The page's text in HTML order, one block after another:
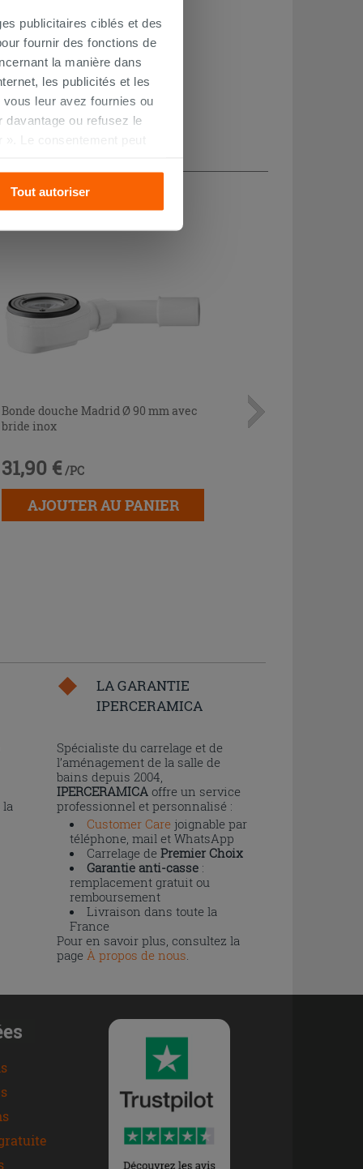
publicitaires ciblés et des
fournir des fonctions de
la manière dans
les publicités et les
leur avez fournies ou
davantage ou refusez le
». Le consentement peut
Tout autoriser
Bonde douche Madrid Ø 90 mm avec
bride inox
31,90 € /PC
AJOUTER AU PANIER
la
LA GARANTIE
IPERCERAMICA
Spécialiste du carrelage et de
l’aménagement de la salle de
bains depuis 2004,
IPERCERAMICAoffre un service
professionnel et personnalisé :
Customer Carejoignable par
téléphone, mail et WhatsApp
Carrelage de Premier Choix
Garantie anti-casse:
remplacement gratuit ou
remboursement
Livraison dans toute la
France
Pour en savoir plus, consultez la
page À propos de nous.